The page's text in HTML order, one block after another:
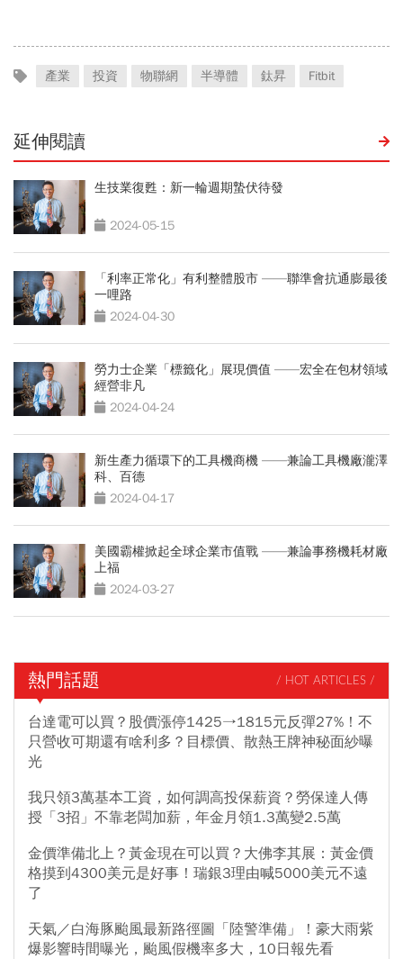
產業 投資 物聯網 半導體 鈦昇 Fitbit
延伸閱讀
生技業復甦：新一輪週期蟄伏待發
2024-05-15
「利率正常化」有利整體股市 ——聯準會抗通膨最後
一哩路
2024-04-30
勞力士企業「標籤化」展現價值 ——宏全在包材領域
經營非凡
2024-04-24
新生產力循環下的工具機商機 ——兼論工具機廠瀧澤
科、百德
2024-04-17
美國霸權掀起全球企業市值戰 ——兼論事務機耗材廠
上福
2024-03-27
熱門話題 / HOT ARTICLES /
台達電可以買？股價漲停1425→1815元反彈27%！不
只營收可期還有啥利多？目標價、散熱王牌神秘面紗曝
光
我只領3萬基本工資，如何調高投保薪資？勞保達人傳
授「3招」不靠老闆加薪，年金月領1.3萬變2.5萬
金價準備北上？黃金現在可以買？大佛李其展：黃金價
格摸到4300美元是好事！瑞銀3理由喊5000美元不遠
了
天氣／白海豚颱風最新路徑圖「陸警準備」！豪大雨紫
爆影響時間曝光，颱風假機率多大，10日報先看